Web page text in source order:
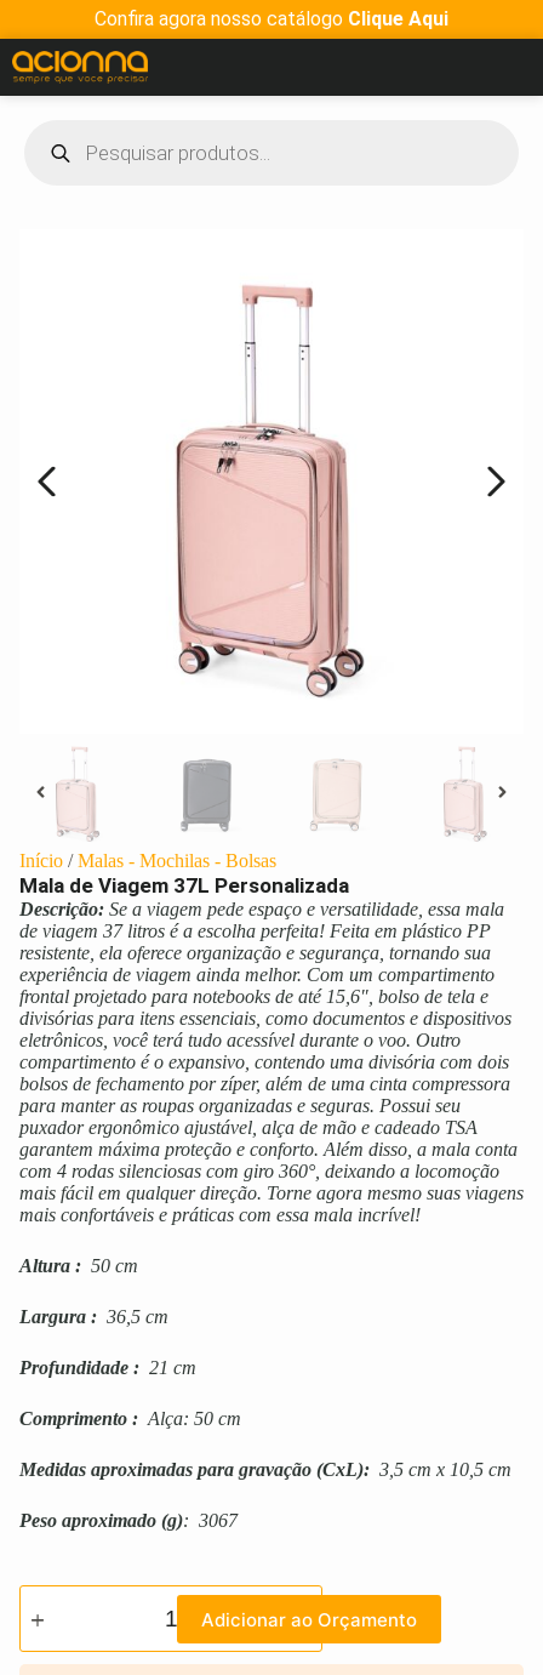
Confira agora nosso catálogo Clique Aqui
Início /Malas - Mochilas - Bolsas
Mala de Viagem 37L Personalizada
Descrição: Se a viagem pede espaço e versatilidade, essa mala
de viagem 37 litros é a escolha perfeita! Feita em plástico PP
resistente, ela oferece organização e segurança, tornando sua
experiência de viagem ainda melhor. Com um compartimento
frontal projetado para notebooks de até 15,6″, bolso de tela e
divisórias para itens essenciais, como documentos e dispositivos
eletrônicos, você terá tudo acessível durante o voo. Outro
compartimento é o expansivo, contendo uma divisória com dois
bolsos de fechamento por zíper, além de uma cinta compressora
para manter as roupas organizadas e seguras. Possui seu
puxador ergonômico ajustável, alça de mão e cadeado TSA
garantem máxima proteção e conforto. Além disso, a mala conta
com 4 rodas silenciosas com giro 360°, deixando a locomoção
mais fácil em qualquer direção. Torne agora mesmo suas viagens
mais confortáveis e práticas com essa mala incrível!
Altura : 50 cm
Largura : 36,5 cm
Profundidade : 21 cm
Comprimento : Alça: 50 cm
Medidas aproximadas para gravação (CxL): 3,5 cm x 10,5 cm
Peso aproximado (g): 3067
Adicionar ao Orçamento